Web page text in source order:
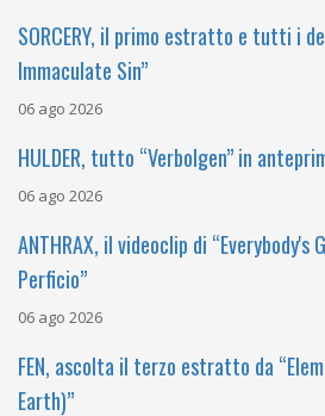
SORCERY, il primo estratto e tutti i
Immaculate Sin”
06 ago 2026
HULDER, tutto “Verbolgen” in
06 ago 2026
ANTHRAX, il videoclip di “Everybody's
Perficio”
06 ago 2026
FEN, ascolta il terzo estratto da
Earth)”